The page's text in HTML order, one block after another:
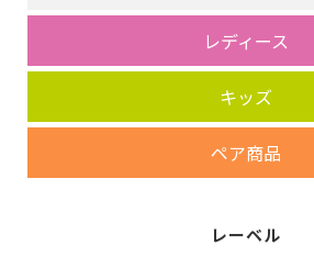
レディース
キッズ
ペア商品
レーベル